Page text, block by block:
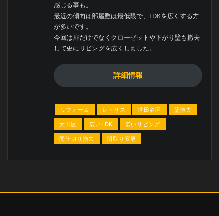
感じる事も。
最近の傾向は部屋数は最低限で、LDKを広くする方
が多いです。
今回は扉だけでなくクローゼットや下がり壁も撤去
して更にリビングを広くしました。
詳細情報
リフォーム レトリス 世田谷区
壁撤去
大田区
広いLDK
広いリビング
間仕切り撤去
間取り変更